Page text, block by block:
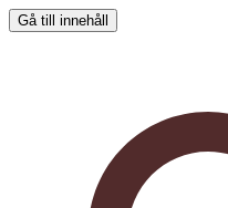
Gå till innehåll